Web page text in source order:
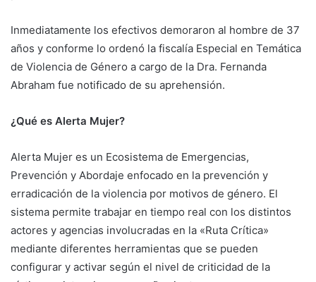
Inmediatamente los efectivos demoraron al hombre de 37
años y conforme lo ordenó la fiscalía Especial en Temática
de Violencia de Género a cargo de la Dra. Fernanda
Abraham fue notificado de su aprehensión.
¿Qué es Alerta Mujer?
Alerta Mujer es un Ecosistema de Emergencias,
Prevención y Abordaje enfocado en la prevención y
erradicación de la violencia por motivos de género. El
sistema permite trabajar en tiempo real con los distintos
actores y agencias involucradas en la «Ruta Crítica»
mediante diferentes herramientas que se pueden
configurar y activar según el nivel de criticidad de la